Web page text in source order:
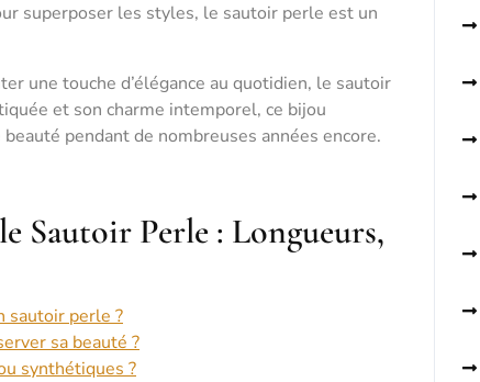
superposer les styles, le sautoir perle est un
une touche d’élégance au quotidien, le sautoir
et son charme intemporel, ce bijou
pendant de nombreuses années encore.
Sautoir Perle : Longueurs,
sautoir perle ?
sa beauté ?
synthétiques ?